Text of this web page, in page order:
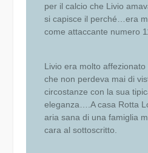
per il calcio che Livio
si capisce il perché…era
come attaccante numero
Livio era molto
che non perdeva mai di
circostanze con la sua
eleganza….A casa Rotta
aria sana di una famiglia
cara al sottoscritto.